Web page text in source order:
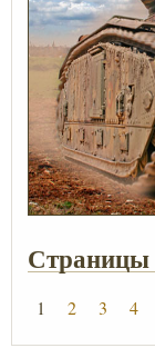
Страницы
1 2 3 4